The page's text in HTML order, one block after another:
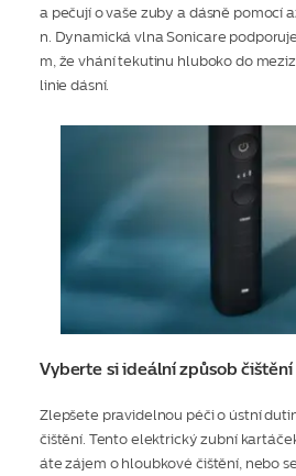
a pečují o vaše zuby a dásně pomocí
n. Dynamická vlna Sonicare
m, že vhání tekutinu hluboko do
linie dásní.
Vyberte si ideální způsob čištění
Zlepšete pravidelnou péči o ústní
čištění. Tento elektrický zubní
áte zájem o hloubkové čištění, nebo